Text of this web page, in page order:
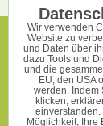
Wir verwenden
Website zu
und Daten über
dazu Tools und
und die
EU, den USA
werden. Indem
klicken,
Möglichkeit, Ihre